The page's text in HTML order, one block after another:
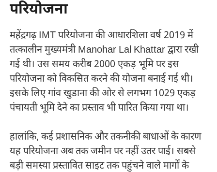
परियोजना
महेंद्रगढ़ IMT परियोजना की आधारशिला वर्ष 2019 में
तत्कालीन मुख्यमंत्रीManohar Lal Khattarद्वारा रखी
गई थी। उस समय करीब 2000 एकड़ भूमि पर इस
परियोजना को विकसित करने की योजना बनाई गई थी।
इसके लिए गांव खुडाना की ओर से लगभग 1029 एकड़
पंचायती भूमि देने का प्रस्ताव भी पारित किया गया था।
हालांकि, कई प्रशासनिक और तकनीकी बाधाओं के कारण
यह परियोजना अब तक जमीन पर नहीं उतर पाई। सबसे
बड़ी समस्या प्रस्तावित साइट तक पहुंचने वाले मार्गों के